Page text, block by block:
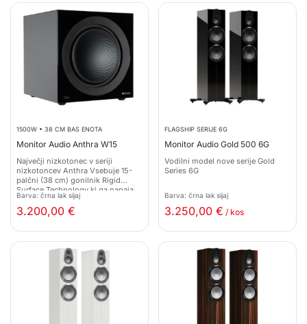
1500W • 38 CM BAS ENOTA
Monitor Audio Anthra W15
Največji nizkotonec v seriji
nizkotoncev Anthra Vsebuje 15-
palčni (38 cm) gonilnik Rigid
Surface Technology ki ga napaja
1500-vatni ojačevalnik razreda D,
Barva: črna lak sijaj
3.200,00 €
FLAGSHIP SERIJE 6G
Monitor Audio Gold 500 6G
Vodilni model nove serije Gold
Series 6G
Barva: črna lak sijaj
3.250,00 € / kos